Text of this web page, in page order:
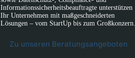
Informationssicherheitsbeauftragte unterstützen
Ihr Unternehmen mit maßgeschneiderten
Lösungen – vom StartUp bis zum Großkonzern.
Zu unseren Beratungsangeboten